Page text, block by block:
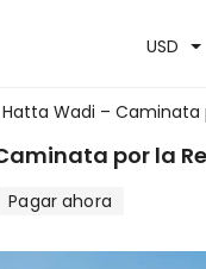
USD
Hatta Wadi – Caminata
por la
Pagar ahora